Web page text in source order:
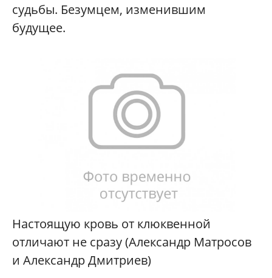
судьбы. Безумцем, изменившим
будущее.
Настоящую кровь от клюквенной
отличают не сразу (Александр Матросов
и Александр Дмитриев)